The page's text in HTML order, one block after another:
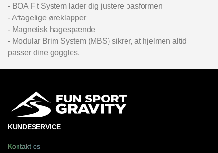
- BOA Fit System lader dig justere pasformen
- Aftagelige øreklapper
- Magnetisk hagespænde
- Modular Brim System (MBS) sikrer, at hjelmen altid
passer dine goggles.
KUNDESERVICE
Kontakt os